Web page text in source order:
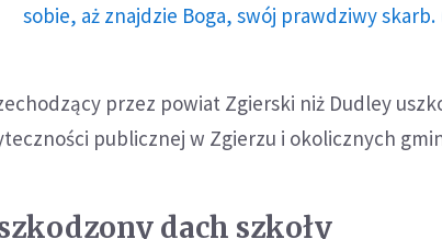
sobie, aż znajdzie Boga, swój prawdziwy skarb.
przez powiat Zgierski niż Dudley
publicznej w Zgierzu i okolicznych
dach szkoły